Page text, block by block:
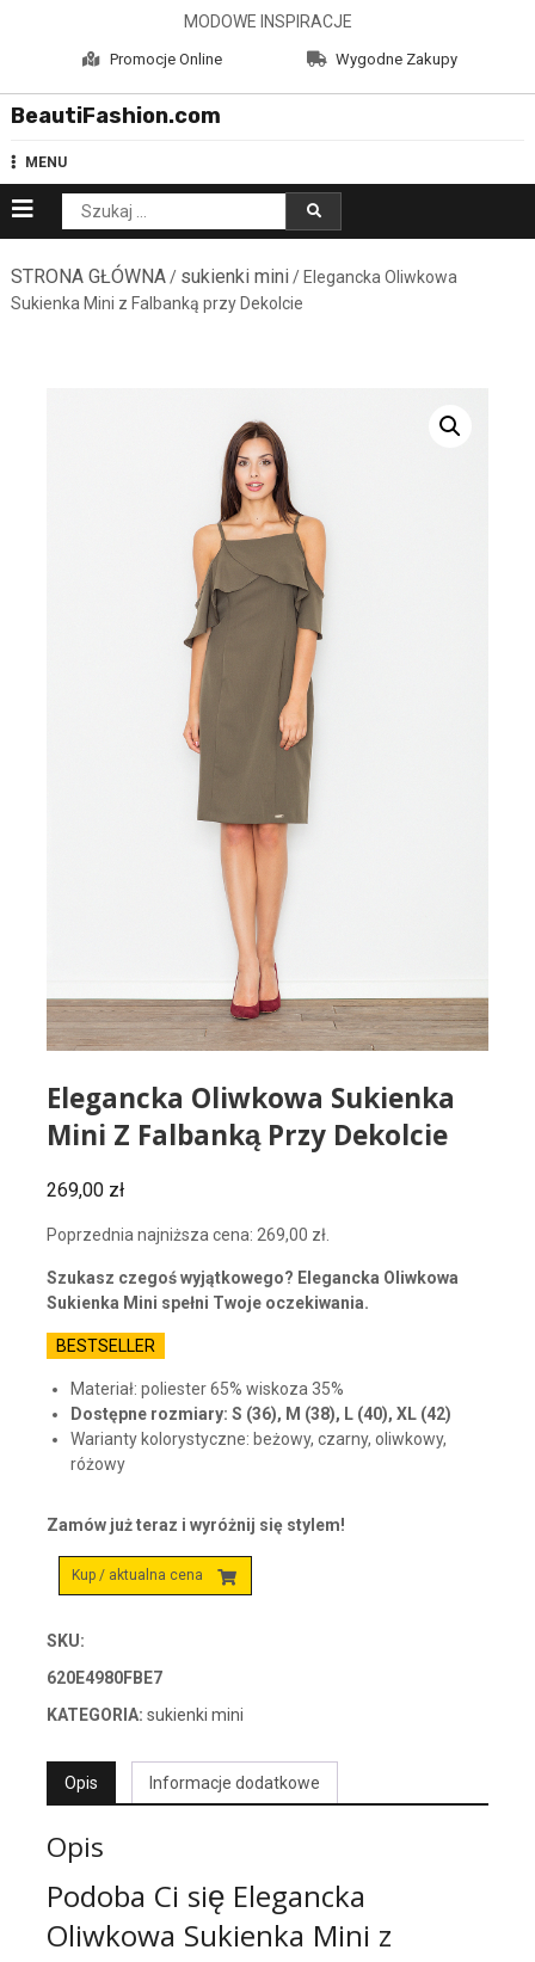
MODOWE INSPIRACJE
Promocje Online Wygodne Zakupy
BeautiFashion.com
MENU
Szukaj:
STRONA GŁÓWNA/ sukienki mini/ Elegancka Oliwkowa
Sukienka Mini z Falbanką przy Dekolcie
Elegancka Oliwkowa Sukienka
Mini Z Falbanką Przy Dekolcie
269,00 zł
Poprzednia najniższa cena: 269,00 zł.
Szukasz czegoś wyjątkowego? Elegancka Oliwkowa
Sukienka Mini spełni Twoje oczekiwania.
BESTSELLER
Materiał: poliester 65% wiskoza 35%
Dostępne rozmiary: S (36), M (38), L (40), XL (42)
Warianty kolorystyczne: beżowy, czarny, oliwkowy,
różowy
Zamów już teraz i wyróżnij się stylem!
Kup / aktualna cena
SKU:
620E4980FBE7
KATEGORIA: sukienki mini
Opis Informacje dodatkowe
Opis
Podoba Ci się Elegancka
Oliwkowa Sukienka Mini z